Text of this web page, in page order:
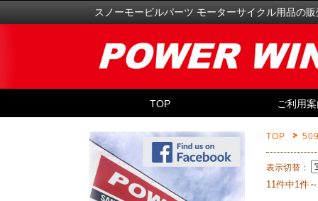
スノーモービルパーツ モーターサイクル用品の販
TOP ご利用
TOP
表示切替：
11件中1件